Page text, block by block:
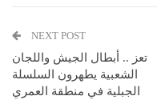
NEXT POST
تعز .. أبطال الجيش واللجان
الشعبية يطهرون السلسلة
الجبلية في منطقة العمري